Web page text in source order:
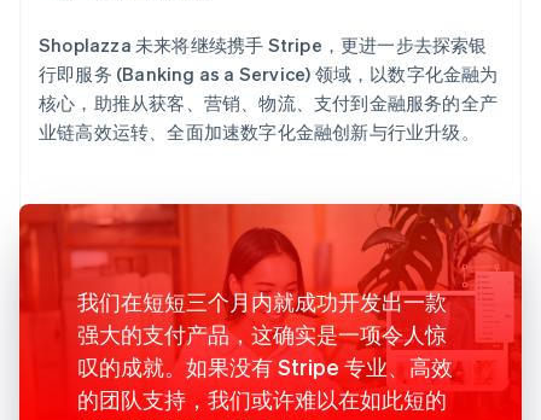
Shoplazza 未来将继续携手 Stripe，更进一步去探索银
行即服务 (Banking as a Service) 领域，以数字化金融为
核心，助推从获客、营销、物流、支付到金融服务的全产
业链高效运转、全面加速数字化金融创新与行业升级。
我们在短短三个月内就成功开发出一款
强大的支付产品，这确实是一项令人惊
叹的成就。如果没有 Stripe 专业、高效
的团队支持，我们或许难以在如此短的